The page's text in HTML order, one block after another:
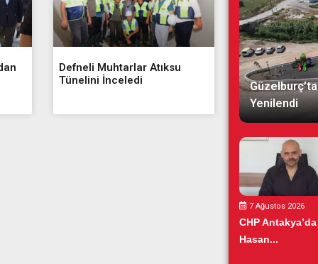
Defneli Muhtarlar Atıksu
Tünelini İnceledi
Yenilendi
7 Ağustos 2026
CHP Antakya’da
Hasan...